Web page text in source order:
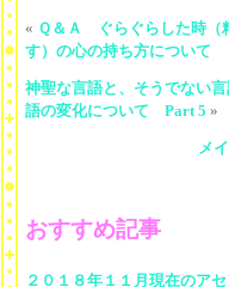
« Ｑ＆Ａ ぐらぐらした時（
す）の心の持ち方について
神聖な言語と、そうでない
語の変化について Part 5 »
メ
おすすめ記事
２０１８年１１月現在のア